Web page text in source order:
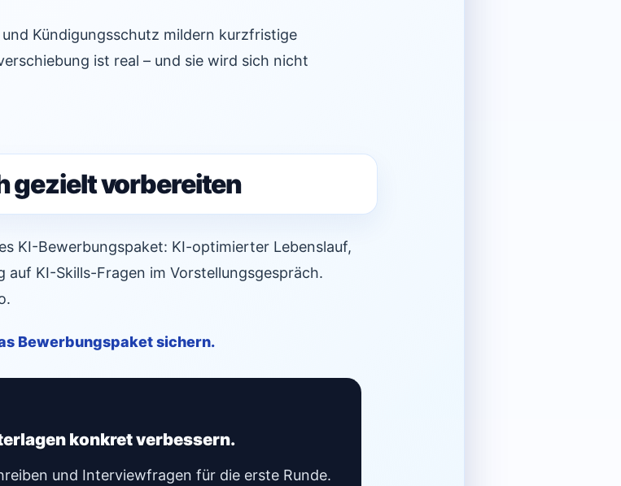
Kündigungsschutz mildern kurzfristige
ist real – und sie wird sich nicht
gezielt vorbereiten
KI-Bewerbungspaket: KI-optimierter Lebenslauf,
auf KI-Skills-Fragen im Vorstellungsgespräch.
Bewerbungspaket sichern.
konkret verbessern.
und Interviewfragen für die erste Runde.